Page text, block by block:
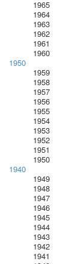
1965
1964
1963
1962
1961
1960
1950
1959
1958
1957
1956
1955
1954
1953
1952
1951
1950
1940
1949
1948
1947
1946
1945
1944
1943
1942
1941